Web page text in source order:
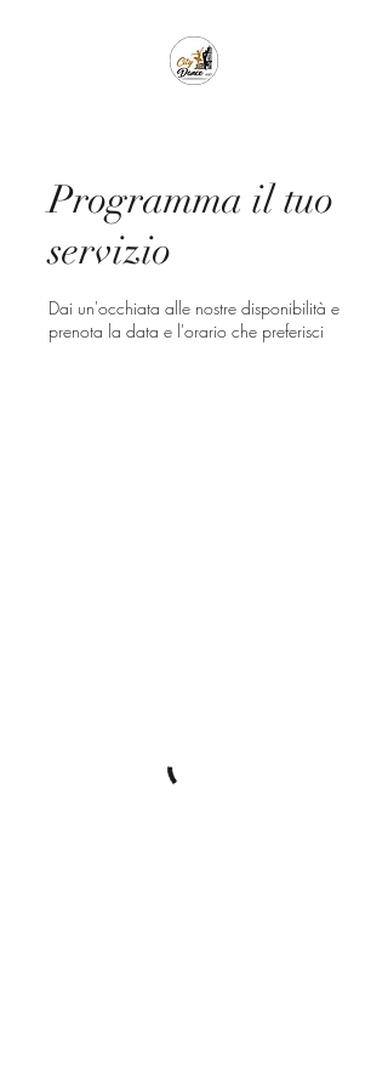
Programma il tuo
servizio
Dai un'occhiata alle nostre disponibilità e
prenota la data e l'orario che preferisci